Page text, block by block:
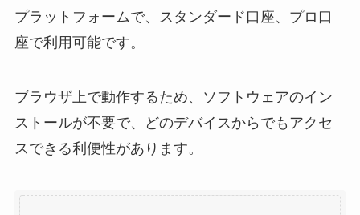
プラットフォームで、スタンダード口座、プロ口
座で利用可能です。
ブラウザ上で動作するため、ソフトウェアのイン
ストールが不要で、どのデバイスからでもアクセ
スできる利便性があります。